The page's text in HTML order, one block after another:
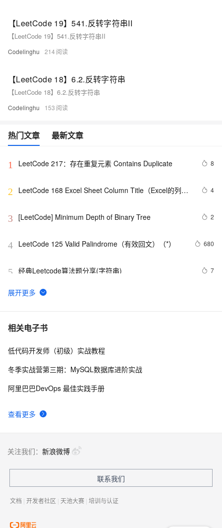
【LeetCode 19】541.反转字符串II
【LeetCode 19】541.反转字符串II
Codelinghu 214
【LeetCode 18】6.2.反转字符串
【LeetCode 18】6.2.反转字符串
Codelinghu 153
热门文章 最新文章
1 LeetCode 217：存在重复元素	Contains Duplicate 8
2
LeetCode 168 Excel Sheet Column Title（Excel的列向
4
3 [LeetCode] Minimum Depth of Binary Tree 2
4 LeetCode 125 Valid Palindrome（有效回文）（*） 680
5 经典Leetcode算法题分享(字符串) 7
6
LeetCode 209：最小长度的子数组 Minimum Size
7 [LeetCode] Generate Parentheses 生成括号
8 [LeetCode] Implement Stack using Queues 用队列来
相关电子书
查看更多
低代码开发师（初级）实战教程
冬季实战营第三期：MySQL数据库进阶实战
阿里巴巴DevOps 最佳实践手册
关注我们： 新浪微博
联系我们
文档 | 开发者社区 | 天池大赛 | 培训与认证